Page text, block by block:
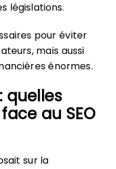
législations.
pour éviter
mais aussi
énormes.
quelles
au SEO
sur la